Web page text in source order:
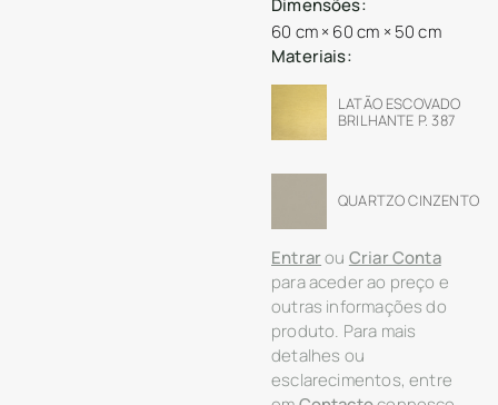
Dimensões:
60 cm × 60 cm × 50 cm
Materiais:
LATÃO ESCOVADO
BRILHANTE P. 387
QUARTZO CINZENTO
Entrarou Criar Conta
para aceder ao preço e
outras informações do
produto. Para mais
detalhes ou
esclarecimentos, entre